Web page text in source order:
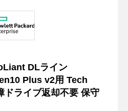
DLライン
Plus v2用 Tech
ライブ返却不要 保守